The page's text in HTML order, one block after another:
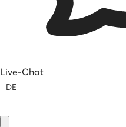
Live-Chat
DE